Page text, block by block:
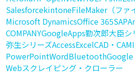
SalesforcekintoneFileMaker（ファ
Microsoft DynamicsOffice 365SAP
COMPANYGoogleApps勤次郎大臣シ
弥生シリーズAccessExcelCAD・CAM
PowerPointWordBluetoothGoogle
Webスクレイピング・クローラー